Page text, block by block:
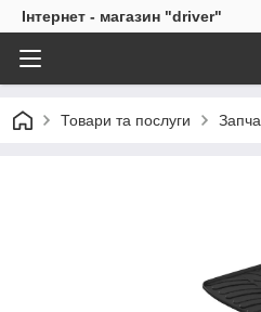
Інтернет - магазин "driver"
Товари та послуги